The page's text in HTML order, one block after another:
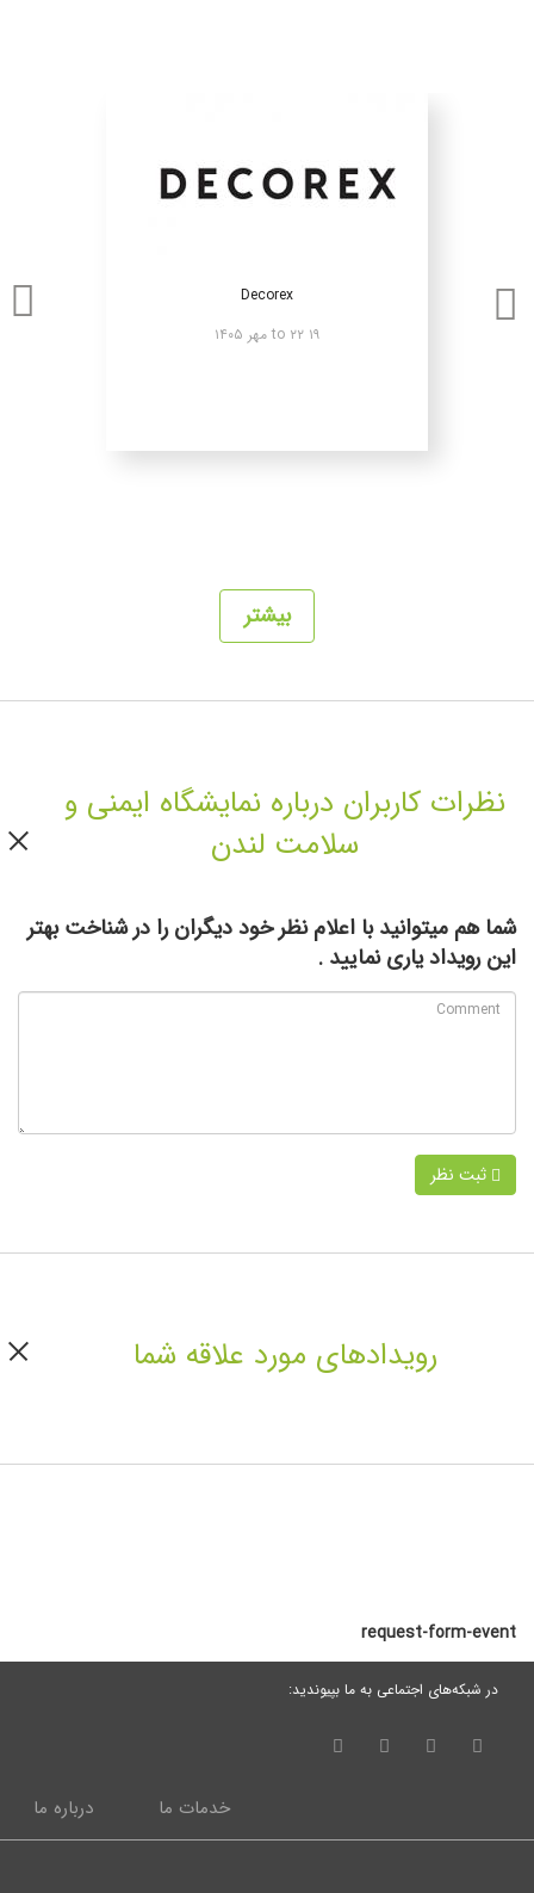
Decorex
۱۹ to ۲۲ مهر ۱۴۰۵
بیشتر
نظرات کاربران درباره نمایشگاه ایمنی و
سلامت لندن
شما هم میتوانید با اعلام نظر خود دیگران را در شناخت بهتر
این رویداد یاری نمایید .
ثبت نظر
رویدادهای مورد علاقه شما
request-form-event
در شبکه‌های اجتماعی به ما بپیوندید:
درباره ما خدمات ما